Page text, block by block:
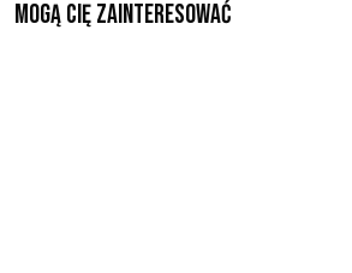
Mogą Cię zainteresować